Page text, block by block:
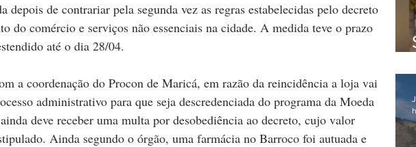
depois de contrariar pela segunda vez as regras estabelecidas pelo decreto
do comércio e serviços não essenciais na cidade. A medida teve o prazo
até o dia 28/04.
a coordenação do Procon de Maricá, em razão da reincidência a loja vai
administrativo para que seja descredenciada do programa da Moeda
deve receber uma multa por desobediência ao decreto, cujo valor
Ainda segundo o órgão, uma farmácia no Barroco foi autuada e